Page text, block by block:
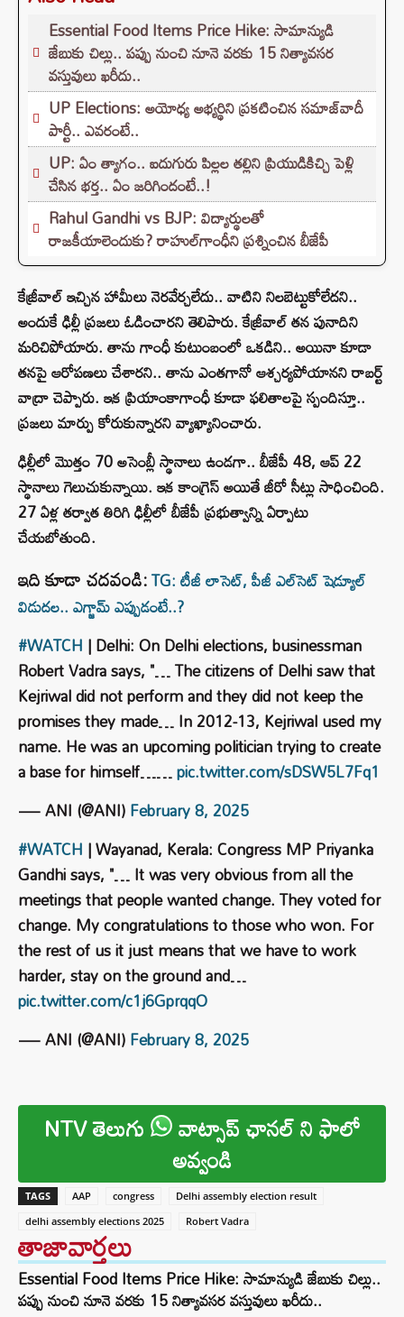
Essential Food Items Price Hike: సామాన్యుడి
జేబుకు చిల్లు.. పప్పు నుంచి నూనె వరకు 15 నిత్యావసర
వస్తువులు ఖరీదు..
UP Elections: అయోధ్య అభ్యర్థిని ప్రకటించిన సమాజ్‌వాదీ
పార్టీ.. ఎవరంటే..
UP: ఏం త్యాగం.. ఐదుగురు పిల్లల తల్లిని ప్రియుడికిచ్చి పెళ్లి
చేసిన భర్త.. ఏం జరిగిందంటే..!
Rahul Gandhi vs BJP: విద్యార్థులతో
రాజకీయాలెందుకు? రాహుల్‌గాంధీని ప్రశ్నించిన బీజేపీ
కేజ్రీవాల్ ఇచ్చిన హామీలు నెరవేర్చలేదు.. వాటిని నిలబెట్టుకోలేదని..
అందుకే ఢిల్లీ ప్రజలు ఓడించారని తెలిపారు. కేజ్రీవాల్ తన పునాదిని
మరిచిపోయారు. తాను గాంధీ కుటుంబంలో ఒకడిని.. అయినా కూడా
తనపై ఆరోపణలు చేశారని.. తాను ఎంతగానో ఆశ్చర్యపోయానని రాబర్ట్
వాద్రా చెప్పారు. ఇక ప్రియాంకాగాంధీ కూడా ఫలితాలపై స్పందిస్తూ..
ప్రజలు మార్పు కోరుకున్నారని వ్యాఖ్యానించారు.
ఢిల్లీలో మొత్తం 70 అసెంబ్లీ స్థానాలు ఉండగా.. బీజేపీ 48, ఆప్ 22
స్థానాలు గెలుచుకున్నాయి. ఇక కాంగ్రెస్ అయితే జీరో సీట్లు సాధించింది.
27 ఏళ్ల తర్వాత తిరిగి ఢిల్లీలో బీజేపీ ప్రభుత్వాన్ని ఏర్పాటు
చేయబోతుంది.
ఇది కూడా చదవండి:TG: టీజీ లాసెట్, పీజీ ఎల్⁭సెట్ షెడ్యూల్
విడుదల.. ఎగ్జామ్ ఎప్పుడంటే..?
#WATCH | Delhi: On Delhi elections, businessman
Robert Vadra says, "… The citizens of Delhi saw that
Kejriwal did not perform and they did not keep the
promises they made… In 2012-13, Kejriwal used my
name. He was an upcoming politician trying to create
a base for himself……pic.twitter.com/sDSW5L7Fq1
— ANI (@ANI)February 8, 2025
#WATCH | Wayanad, Kerala: Congress MP Priyanka
Gandhi says, "… It was very obvious from all the
meetings that people wanted change. They voted for
change. My congratulations to those who won. For
the rest of us it just means that we have to work
harder, stay on the ground and…
pic.twitter.com/c1j6GprqqO
— ANI (@ANI)February 8, 2025
NTV తెలుగు వాట్సాప్ ఛానల్ ని ఫాలో
అవ్వండి
TAGS AAP congress
Delhi assembly election result
delhi assembly elections 2025
Robert Vadra
తాజావార్తలు
Essential Food Items Price Hike: సామాన్యుడి జేబుకు చిల్లు..
పప్పు నుంచి నూనె వరకు 15 నిత్యావసర వస్తువులు ఖరీదు..